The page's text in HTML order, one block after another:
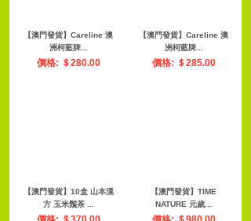
【澳門發貨】（3罐起購）
Abbott 雅...
價格: ＄266.00
【澳門發貨】（3罐起購）
Abbott 雅...
價格: ＄271.00
【澳門發貨】（3罐起購）
Abbott 雅...
【澳門發貨】（3罐起購）
Abbott 雅...